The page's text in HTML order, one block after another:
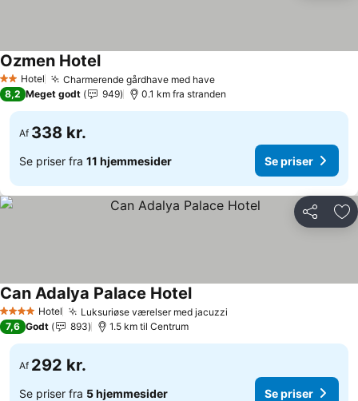
2 Stjerner
Hotel Charmerende gårdhave med have
Ozmen Hotel
8,2 Meget godt 949 0.1 km fra stranden
Af 338 kr.
Se priser fra 11 hjemmesider Se priser
Del
4 StjernerHotel Luksuriøse værelser med jacuzzi
Can Adalya Palace Hotel
7,6 Godt 893 1.5 km til Centrum
Af 292 kr.
Se priser fra 5 hjemmesider Se priser